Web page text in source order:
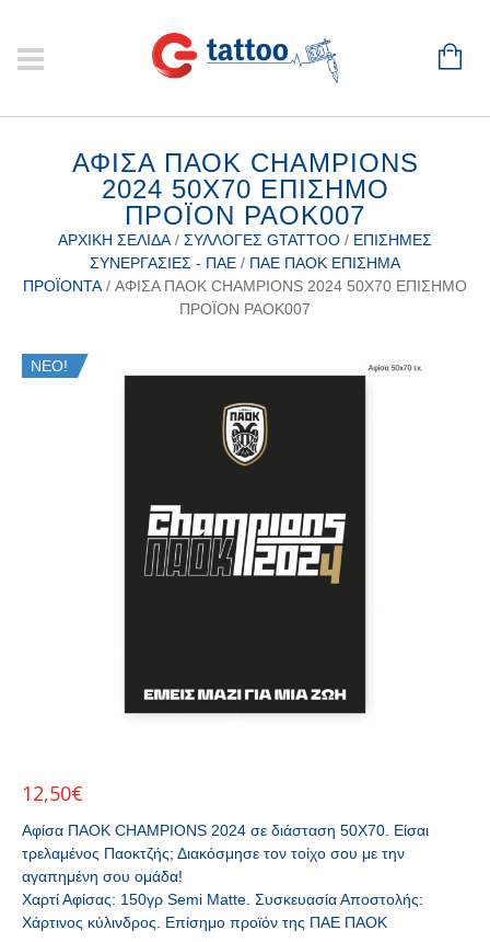
ΑΦΊΣΑ ΠΑΟΚ CHAMPIONS
2024 50Χ70 ΕΠΊΣΗΜΟ
ΠΡΟΪΌΝ PAOK007
ΑΡΧΙΚΉ ΣΕΛΊΔΑ / ΣΥΛΛΟΓΈΣ GTATTOO / ΕΠΊΣΗΜΕΣ
ΣΥΝΕΡΓΑΣΊΕΣ - ΠΑΕ / ΠΑΕ ΠΑΟΚ ΕΠΊΣΗΜΑ
ΠΡΟΪΌΝΤΑ / ΑΦΊΣΑ ΠΑΟΚ CHAMPIONS 2024 50Χ70 ΕΠΊΣΗΜΟ
ΠΡΟΪΌΝ PAOK007
ΝΕΟ!
12,50€
Αφίσα ΠΑΟΚ CHAMPIONS 2024 σε διάσταση 50Χ70. Είσαι
τρελαμένος Παοκτζής; Διακόσμησε τον τοίχο σου με την
αγαπημένη σου ομάδα!
Χαρτί Αφίσας: 150γρ Semi Matte. Συσκευασία Αποστολής:
Χάρτινος κύλινδρος. Επίσημο προϊόν της ΠΑΕ ΠΑΟΚ